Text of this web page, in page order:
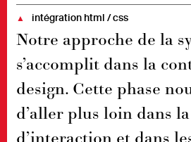
▲ intégration html / css
Notre approche de la
s’accomplit dans la
design. Cette phase
d’aller plus loin dans
d’interaction et dans